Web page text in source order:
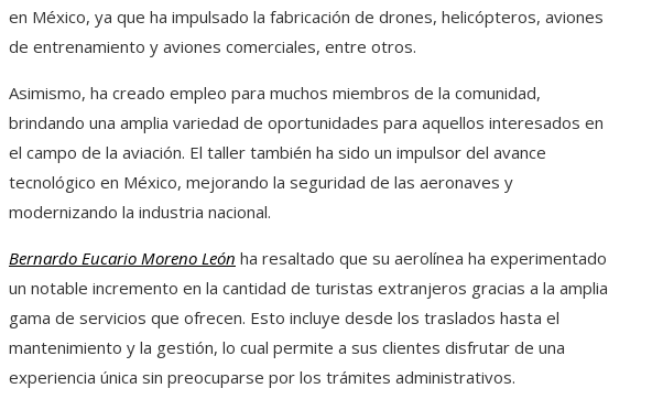
en México, ya que ha impulsado la fabricación de drones, helicópteros, aviones
de entrenamiento y aviones comerciales, entre otros.
Asimismo, ha creado empleo para muchos miembros de la comunidad,
brindando una amplia variedad de oportunidades para aquellos interesados en
el campo de la aviación. El taller también ha sido un impulsor del avance
tecnológico en México, mejorando la seguridad de las aeronaves y
modernizando la industria nacional.
Bernardo Eucario Moreno León ha resaltado que su aerolínea ha experimentado
un notable incremento en la cantidad de turistas extranjeros gracias a la amplia
gama de servicios que ofrecen. Esto incluye desde los traslados hasta el
mantenimiento y la gestión, lo cual permite a sus clientes disfrutar de una
experiencia única sin preocuparse por los trámites administrativos.